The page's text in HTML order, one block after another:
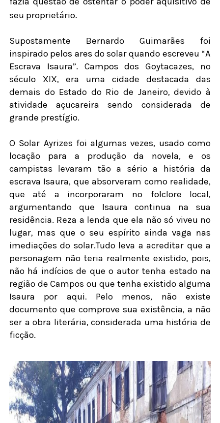
seu proprietário.
Supostamente Bernardo Guimarães foi
inspirado pelos ares do solar quando escreveu “A
Escrava Isaura”. Campos dos Goytacazes, no
século XIX, era uma cidade destacada das
demais do Estado do Rio de Janeiro, devido à
atividade açucareira sendo considerada de
grande prestígio.
O Solar Ayrizes foi algumas vezes, usado como
locação para a produção da novela, e os
campistas levaram tão a sério a história da
escrava Isaura, que absorveram como realidade,
que até a incorporaram no folclore local,
argumentando que Isaura continua na sua
residência. Reza a lenda que ela não só viveu no
lugar, mas que o seu espírito ainda vaga nas
imediações do solar.Tudo leva a acreditar que a
personagem não teria realmente existido, pois,
não há indícios de que o autor tenha estado na
região de Campos ou que tenha existido alguma
Isaura por aqui. Pelo menos, não existe
documento que comprove sua existência, a não
ser a obra literária, considerada uma história de
ficção.